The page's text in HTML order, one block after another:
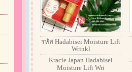
รหัส Hadabisei Moisture Lift
Wrinkl
Kracie Japan Hadabisei
Moisture Lift Wri